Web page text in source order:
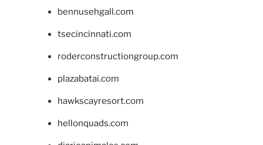
bennusehgall.com
tsecincinnati.com
roderconstructiongroup.com
plazabatai.com
hawkscayresort.com
hellonquads.com